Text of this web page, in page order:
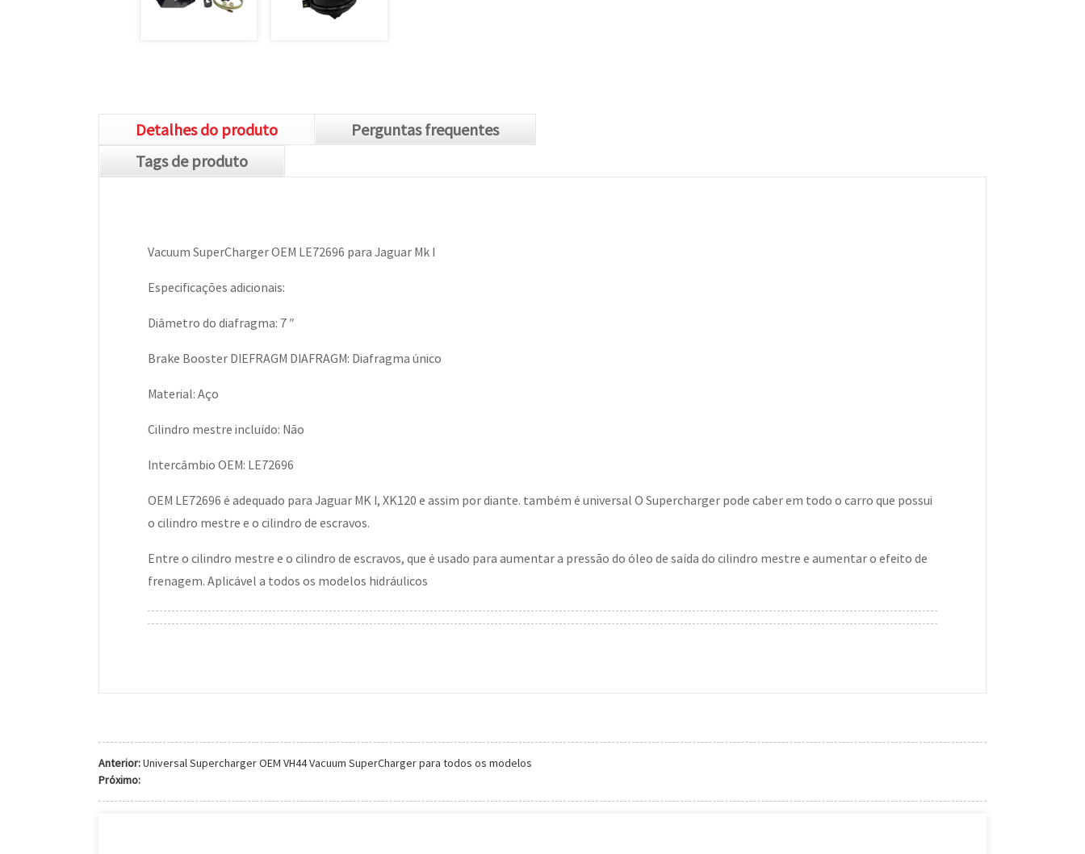
Detalhes do produto
Perguntas frequentes
Tags de produto
Vacuum SuperCharger OEM LE72696 para Jaguar Mk I
Especificações adicionais:
Diâmetro do diafragma: 7 ″
Brake Booster DIEFRAGM DIAFRAGM: Diafragma único
Material: Aço
Cilindro mestre incluído: Não
Intercâmbio OEM: LE72696
OEM LE72696 é adequado para Jaguar MK I, XK120 e assim por diante. também é universal O Supercharger pode caber em todo o carro que possui
o cilindro mestre e o cilindro de escravos.
Entre o cilindro mestre e o cilindro de escravos, que é usado para aumentar a pressão do óleo de saída do cilindro mestre e aumentar o efeito de
frenagem. Aplicável a todos os modelos hidráulicos
Anterior:Universal Supercharger OEM VH44 Vacuum SuperCharger para todos os modelos
Próximo: